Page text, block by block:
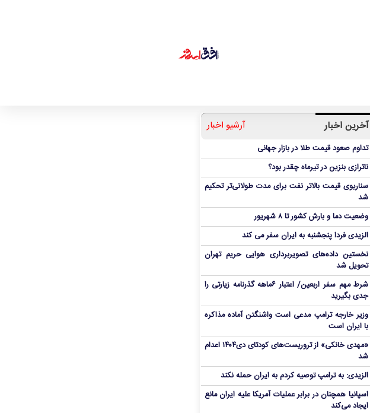
آخرین اخبار آرشیو اخبار
تداوم صعود قیمت طلا در بازار جهانی
ناترازی بنزین در تیرماه چقدر بود؟
سناریوی قیمت بالاتر نفت برای مدت طولانی‌تر تحکیم
شد
وضعیت دما و بارش کشور تا ۸ شهریور
الزیدی فردا پنجشنبه به ایران سفر می کند
نخستین داده‌های تصویربرداری هوایی حریم تهران
تحویل شد
شرط مهم سفر اربعین/ اعتبار ۶ماهه گذرنامه زیارتی را
جدی بگیرید
وزیر خارجه ترامپ مدعی است واشنگتن آماده مذاکره
با ایران است
«مهدی خانکی» از تروریست‌های کودتای دی۱۴۰۴ اعدام
شد
الزیدی: به ترامپ توصیه کردم به ایران حمله نکند
اسپانیا همچنان در برابر عملیات آمریکا علیه ایران مانع
ایجاد می‌کند